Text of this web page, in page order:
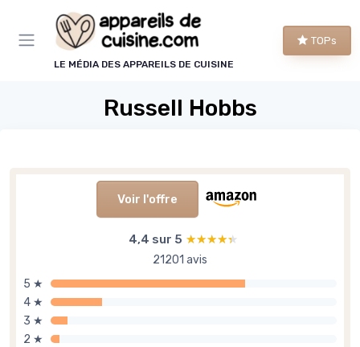
LE MÉDIA DES APPAREILS DE CUISINE
TOPs
Russell Hobbs
Voir l'offre
4,4 sur 5 ★★★★★
★★★★★
21201 avis
5 ★
4 ★
3 ★
2 ★
Panneau de gestion des cookies